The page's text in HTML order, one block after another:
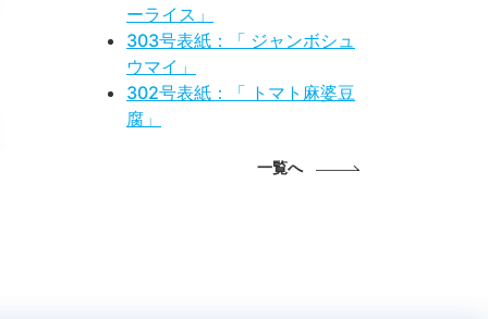
ーライス」
303号表紙：「 ジャンボシュ
ウマイ」
302号表紙：「 トマト麻婆豆
腐」
一覧へ